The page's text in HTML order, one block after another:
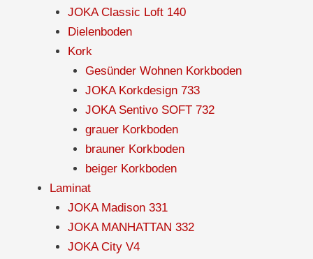
JOKA Classic Loft 140
Dielenboden
Kork
Gesünder Wohnen Korkboden
JOKA Korkdesign 733
JOKA Sentivo SOFT 732
grauer Korkboden
brauner Korkboden
beiger Korkboden
Laminat
JOKA Madison 331
JOKA MANHATTAN 332
JOKA City V4